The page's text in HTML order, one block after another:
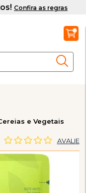
e Vegetais
AVALIE